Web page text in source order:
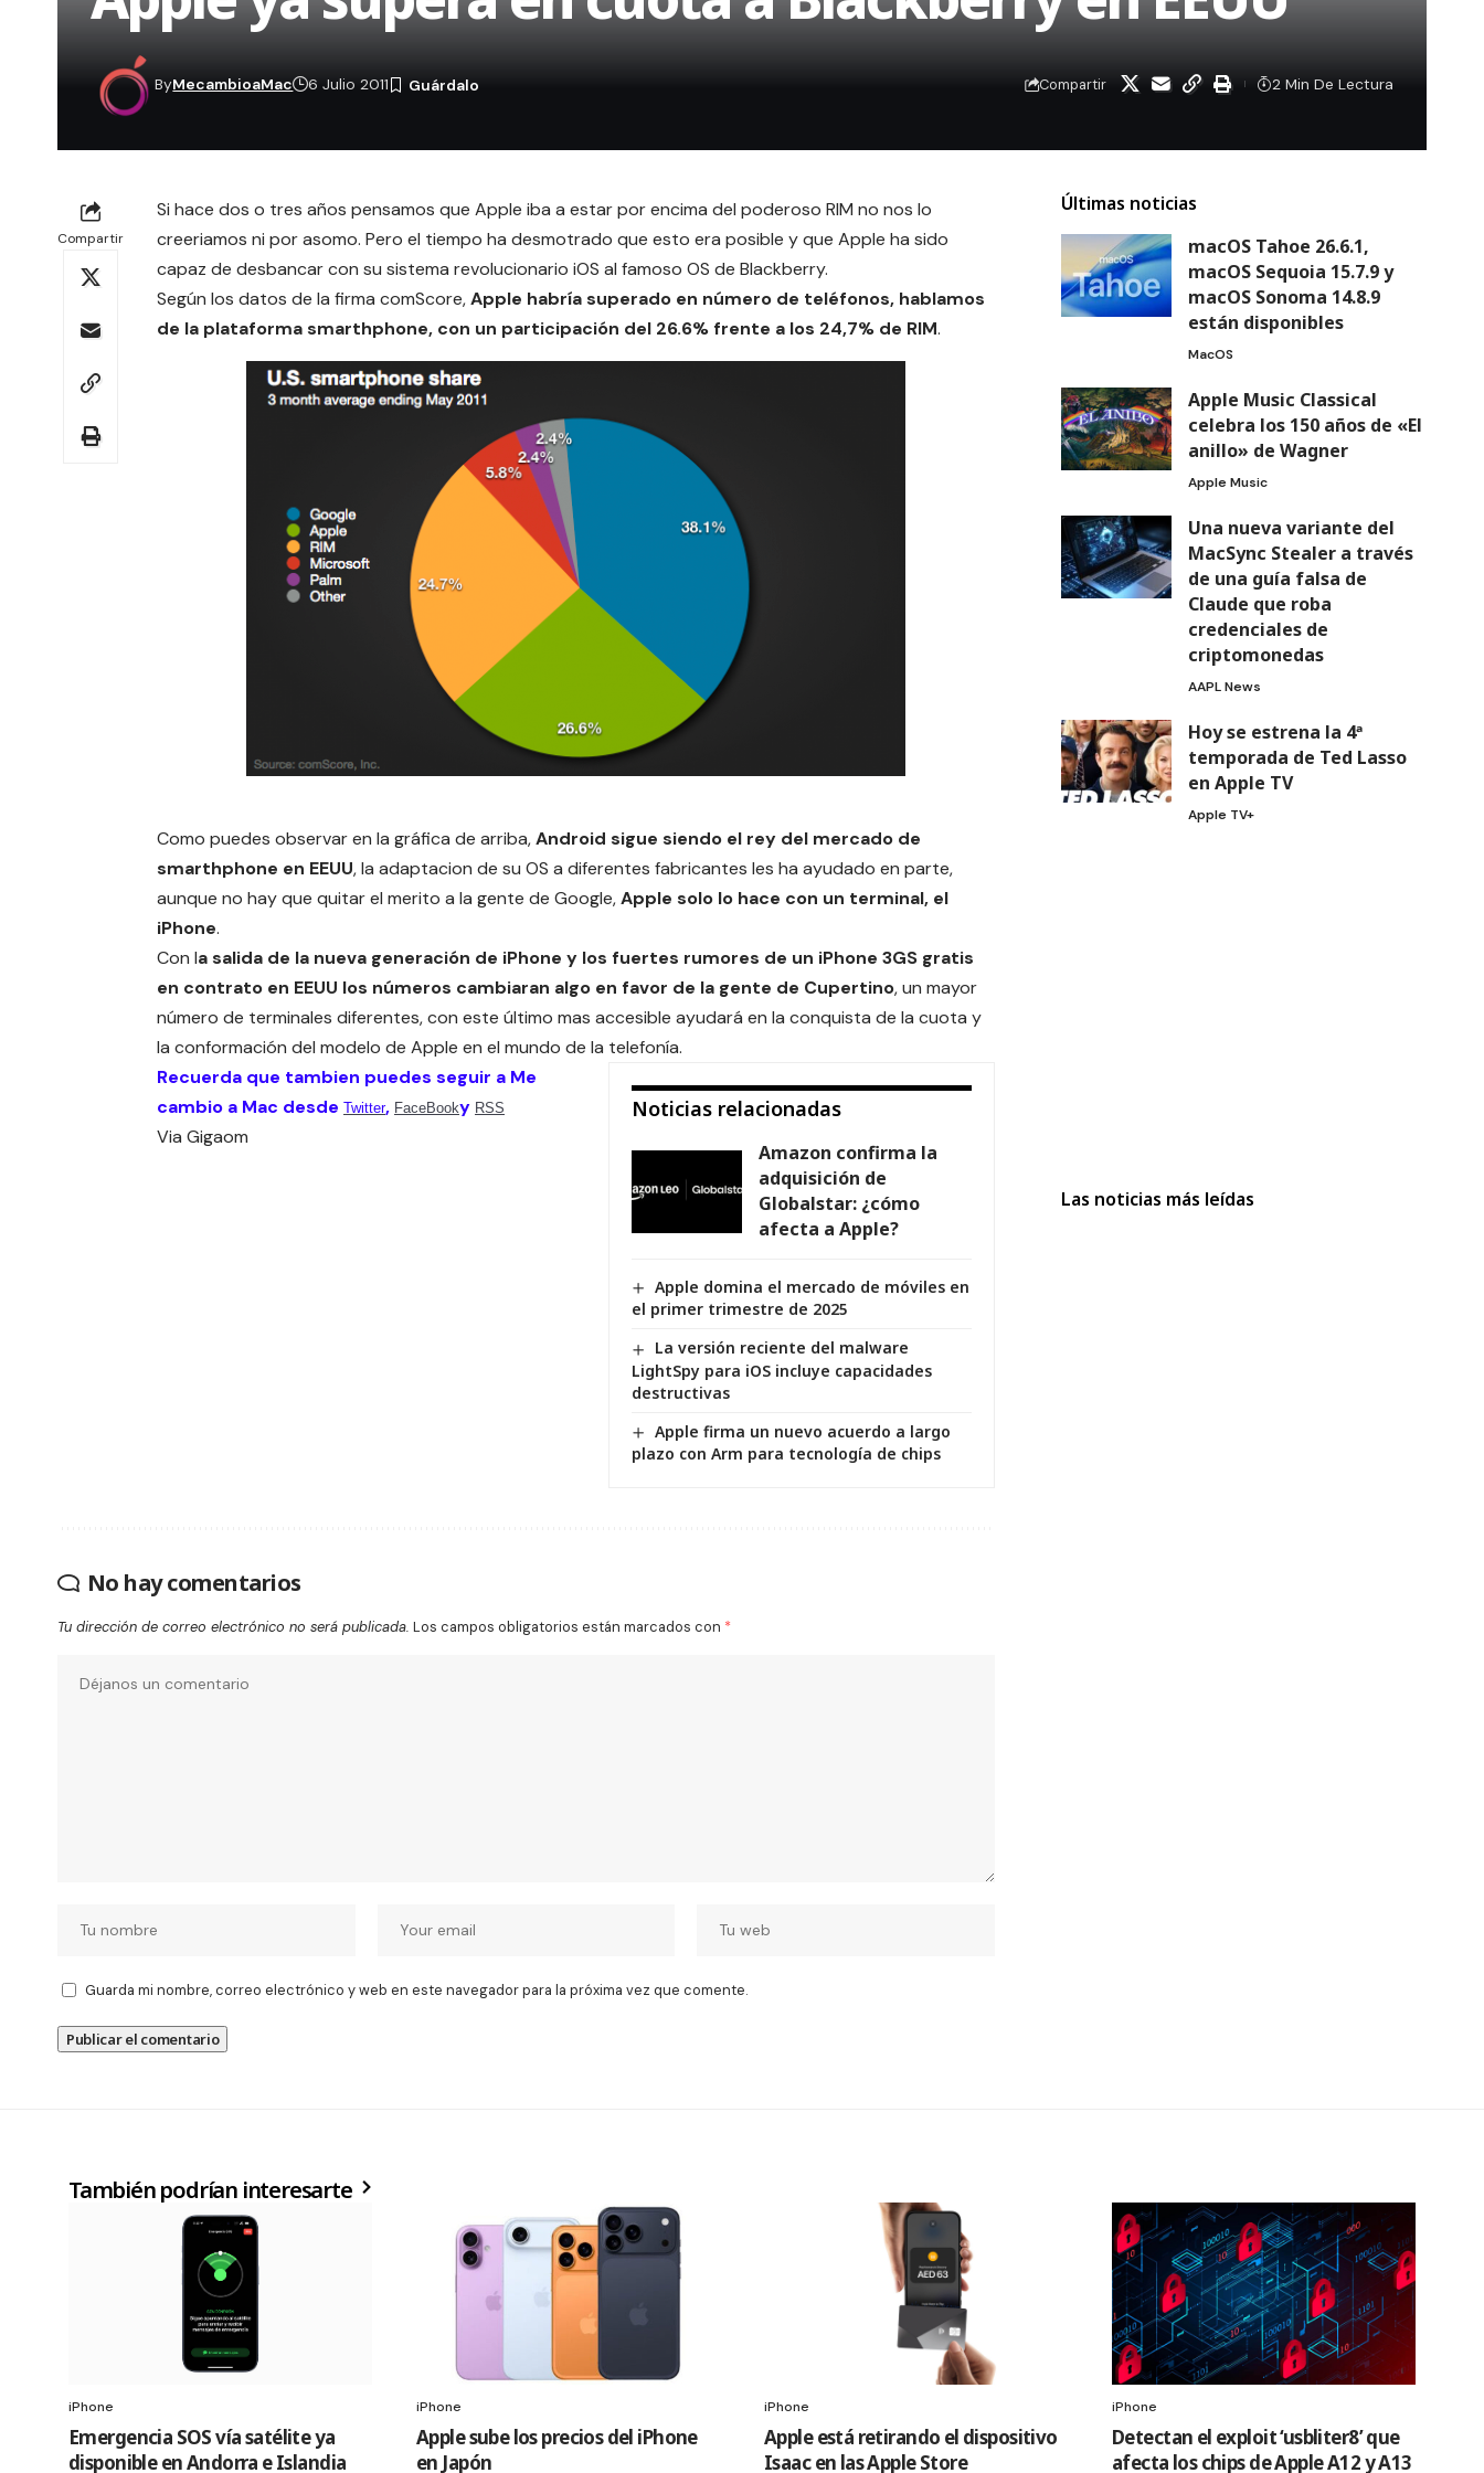
ByMecambioaMac 6 Julio 2011 Compartir 2 Min De Lectura
Compartir
Si hace dos o tres años pensamos que Apple iba a estar por encima del poderoso RIM no nos lo
creeriamos ni por asomo. Pero el tiempo ha desmotrado que esto era posible y que Apple ha sido
capaz de desbancar con su sistema revolucionario iOS al famoso OS de Blackberry.
Según los datos de la firma comScore,Apple habría superado en número de teléfonos, hablamos
de la plataforma smarthphone, con un participación del 26.6% frente a los 24,7% de RIM.
Como puedes observar en la gráfica de arriba,Android sigue siendo el rey del mercado de
smarthphone en EEUU, la adaptacion de su OS a diferentes fabricantes les ha ayudado en parte,
aunque no hay que quitar el merito a la gente de Google,Apple solo lo hace con un terminal, el
iPhone.
Con la salida de la nueva generación de iPhone y los fuertes rumores de un iPhone 3GS gratis
en contrato en EEUU los números cambiaran algo en favor de la gente de Cupertino, un mayor
número de terminales diferentes, con este último mas accesible ayudará en la conquista de la cuota y
la conformación del modelo de Apple en el mundo de la telefonía.
Noticias relacionadas
Amazon confirma la
adquisición de
Globalstar: ¿cómo
afecta a Apple?
Apple domina el mercado de móviles en
el primer trimestre de 2025
La versión reciente del malware
LightSpy para iOS incluye capacidades
destructivas
Apple firma un nuevo acuerdo a largo
plazo con Arm para tecnología de chips
Recuerda que tambien puedes seguir a Me
cambio a Mac desde Twitter, FaceBooky RSS
Via Gigaom
No hay comentarios
Tu dirección de correo electrónico no será publicada. Los campos obligatorios están marcados con *
Guarda mi nombre, correo electrónico y web en este navegador para la próxima vez que comente.
Últimas noticias
macOS Tahoe 26.6.1,
macOS Sequoia 15.7.9 y
macOS Sonoma 14.8.9
están disponibles
MacOS
Apple Music Classical
celebra los 150 años de «El
anillo» de Wagner
Apple Music
Una nueva variante del
MacSync Stealer a través
de una guía falsa de
Claude que roba
credenciales de
criptomonedas
AAPL News
Hoy se estrena la 4ª
temporada de Ted Lasso
en Apple TV
Apple TV+
Las noticias más leídas
También podrían interesarte
iPhone
Emergencia SOS vía satélite ya
disponible en Andorra e Islandia
iPhone
Apple sube los precios del iPhone
en Japón
iPhone
Apple está retirando el dispositivo
Isaac en las Apple Store
iPhone
Detectan el exploit ‘usbliter8’ que
afecta los chips de Apple A12 y A13